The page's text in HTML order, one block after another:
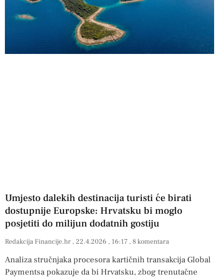
Umjesto dalekih destinacija turisti će birati
dostupnije Europske: Hrvatsku bi moglo
posjetiti do milijun dodatnih gostiju
Redakcija Financije.hr 22.4.2026 16:17 8 komentara
Analiza stručnjaka procesora kartičnih transakcija Global
Paymentsa pokazuje da bi Hrvatsku, zbog trenutačne